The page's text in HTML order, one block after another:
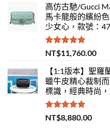
高仿古馳/Gucci
馬卡龍般的繽紛
少女心，款號：
評分5.00
滿分 5
NT$11,760.00
【1:1版本】聖羅
蠟牛皮精心裁制
標識，經典時尚
評分 5.00
滿分 5
NT$8,880.00